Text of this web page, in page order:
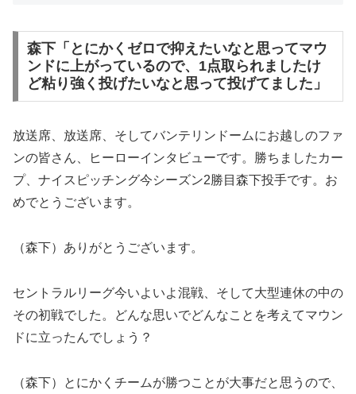
森下「とにかくゼロで抑えたいなと思ってマウ
ンドに上がっているので、1点取られましたけ
ど粘り強く投げたいなと思って投げてました」
放送席、放送席、そしてバンテリンドームにお越しのファ
ンの皆さん、ヒーローインタビューです。勝ちましたカー
プ、ナイスピッチング今シーズン2勝目森下投手です。お
めでとうございます。
（森下）ありがとうございます。
セントラルリーグ今いよいよ混戦、そして大型連休の中の
その初戦でした。どんな思いでどんなことを考えてマウン
ドに立ったんでしょう？
（森下）とにかくチームが勝つことが大事だと思うので、